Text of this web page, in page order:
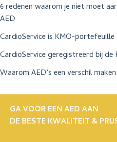
6 redenen waarom je niet moet
AED
CardioService is KMO-portefeuille
CardioService geregistreerd bij de
Waarom AED’s een verschil maken
GA VOOR EEN AED AAN
DE BESTE KWALITEIT &